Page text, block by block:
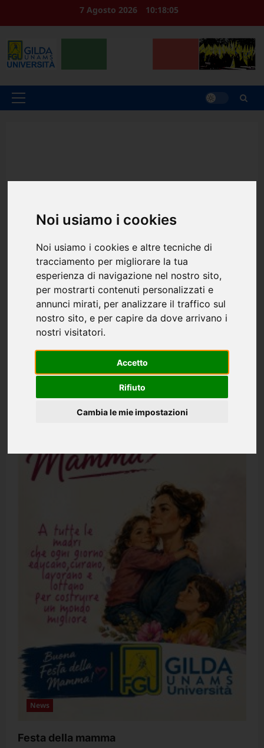
Noi usiamo i cookies
Noi usiamo i cookies e altre tecniche di
tracciamento per migliorare la tua
esperienza di navigazione nel nostro sito,
per mostrarti contenuti personalizzati e
annunci mirati, per analizzare il traffico sul
nostro sito, e per capire da dove arrivano i
nostri visitatori.
Accetto
Rifiuto
Cambia le mie impostazioni
7 Agosto 2026 10:18:06
Menu
CGS In Evidenza
C.G.S. Corso di Formazione dedicato ai diritti
sindacali nella P.A.
0
di
più
su
dedicato
ai
diritti
News
Festa della mamma